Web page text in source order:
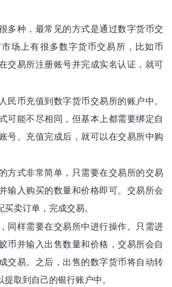
多种，最常见的方式是通过数字货币交
场上有很多数字货币交易所，比如币
交易所注册账号并完成实名认证，就可
民币充值到数字货币交易所的账户中。
可能不尽相同，但基本上都需要绑定自
号。充值完成后，就可以在交易所中购
方式非常简单，只需要在交易所的交易
输入购买的数量和价格即可。交易所会
卖订单，完成交易。
同样需要在交易所中进行操作。只需进
币并输入出售数量和价格，交易所会自
交易。之后，出售的数字货币将自动转
取到自己的银行账户中。